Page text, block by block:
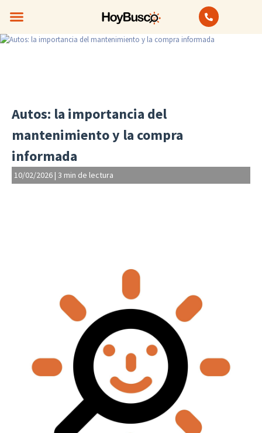
Autos: la importancia del
mantenimiento y la compra
informada
10/02/2026 | 3 min de lectura